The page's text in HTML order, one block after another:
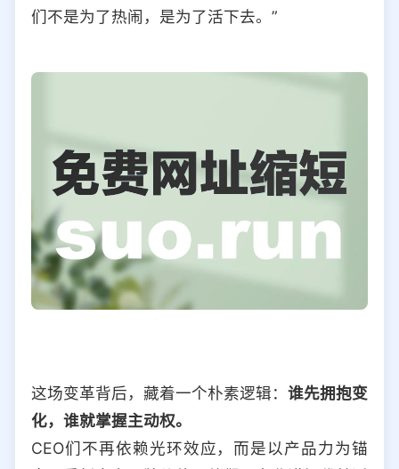
们不是为了热闹，是为了活下去。”
这场变革背后，藏着一个朴素逻辑： 谁先拥抱变
化，谁就掌握主动权。
CEO们不再依赖光环效应，而是以产品力为锚